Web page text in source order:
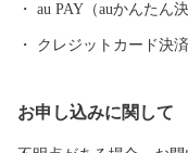
au PAY（auかんたん
クレジットカード決
お申し込みに関して